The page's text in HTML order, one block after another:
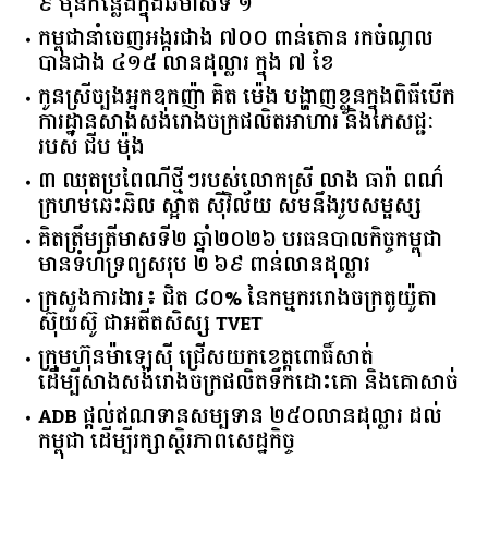
កម្ពុជានាំចេញអង្ករជាង ៧០០ ពាន់តោន រកចំណូល
បានជាង ៤១៥ លានដុល្លារ ក្នុង ៧ ខែ
កូនស្រីច្បងអ្នកឧកញ៉ា គិត ម៉េង បង្ហាញខ្លួនក្នុងពិធីបើក
ការដ្ឋានសាងសង់រោងចក្រផលិតអាហារ និងភេសជ្ជៈ
របស់ ជីប ម៉ុង
៣ ឈុតប្រពៃណីថ្មីៗរបស់លោកស្រី លាង ធារ៉ា ពណ៌
ក្រហមឆេះឆិល ស្អាត ​ស៊ីវិល័យ សមនឹងរូបសម្ផស្ស
គិត​ត្រឹមត្រីមាស​ទី​២​ ​ឆ្នាំ​២០២៦​ បរធន​បាលកិច្ច​កម្ពុជា​ ​
មាន​ទំហំ​ទ្រព្យ​សរុប​ ​២.៦៩​ ​ពាន់លាន​ដុល្លារ​
ក្រសួង​ការងារ​៖ ​ជិត​ ​៨០​% ​នៃ​កម្មករ​រោងចក្រ​តូយ៉ូតា ​
ស៊ុយ​ស៊ូ ​ជា​អតីត​សិស្ស​ ​TVET​
ក្រុមហ៊ុន​ម៉ាឡេស៊ី ជ្រើសយកខេត្ដពោធិ៍សាត់
ដើម្បីសាងសង់រោងចក្រផលិតទឹកដោះគោ និងគោសាច់
ADB ផ្តល់ឥណទានសម្បទាន ២៥០លានដុល្លារ ដល់
កម្ពុជា ដើម្បីរក្សាស្ថិរភាពសេដ្ឋកិច្ច